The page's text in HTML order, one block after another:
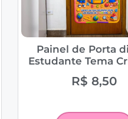
Painel de Porta
Estudante Tema
R$ 8,50